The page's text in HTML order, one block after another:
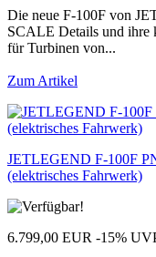
Die neue F-100F von
SCALE Details und ihre
für Turbinen von...
Zum Artikel
JETLEGEND F-100F
(elektrisches Fahrwerk)
6.799,00 EUR -15%